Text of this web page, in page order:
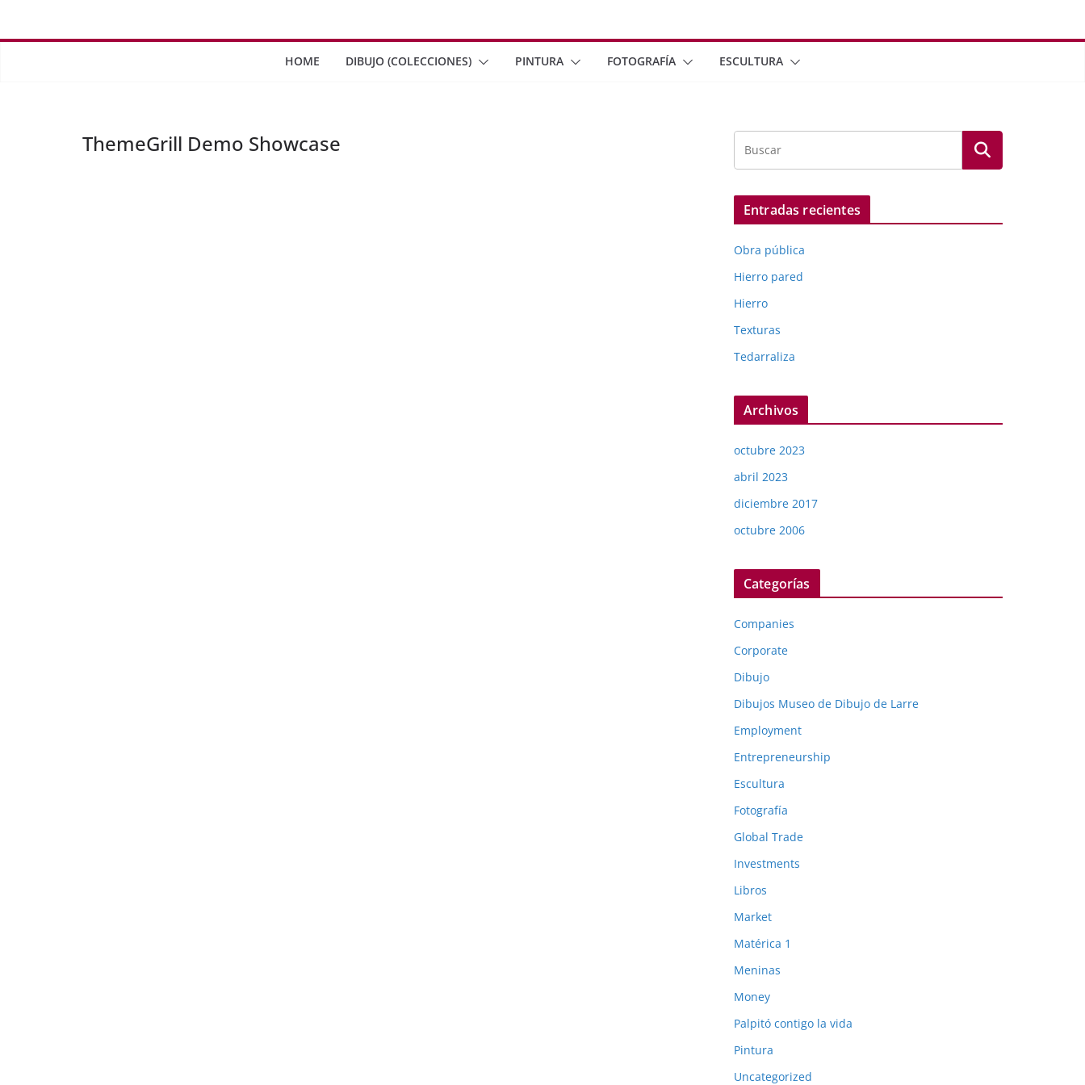
HOME DIBUJO (COLECCIONES) PINTURA FOTOGRAFÍA ESCULTURA
ThemeGrill Demo Showcase
Entradas recientes
Obra pública
Hierro pared
Hierro
Texturas
Tedarraliza
Archivos
octubre 2023
abril 2023
diciembre 2017
octubre 2006
Categorías
Companies
Corporate
Dibujo
Dibujos Museo de Dibujo de Larre
Employment
Entrepreneurship
Escultura
Fotografía
Global Trade
Investments
Libros
Market
Matérica 1
Meninas
Money
Palpitó contigo la vida
Pintura
Uncategorized